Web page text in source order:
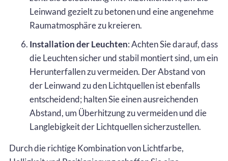
Leinwand gezielt zu betonen und eine angenehme
Raumatmosphäre zu kreieren.
Installation der Leuchten: Achten Sie darauf, dass
die Leuchten sicher und stabil montiert sind, um ein
Herunterfallen zu vermeiden. Der Abstand von
der Leinwand zu den Lichtquellen ist ebenfalls
entscheidend; halten Sie einen ausreichenden
Abstand, um Überhitzung zu vermeiden und die
Langlebigkeit der Lichtquellen sicherzustellen.
Durch die richtige Kombination von Lichtfarbe,